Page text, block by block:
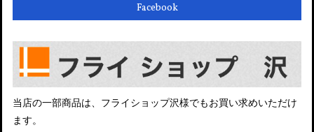
Facebook
当店の一部商品は、フライショップ沢様でもお買い求めいただけ
ます。